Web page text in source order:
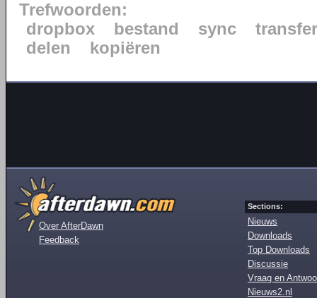
Trefwoorden:
dropbox
bestand sync
transfer
delen
kopiëren
Over AfterDawn
Feedback
Sections:
Nieuws
Downloads
Top Downloads
Discussie
Vraag en
Nieuws2.nl